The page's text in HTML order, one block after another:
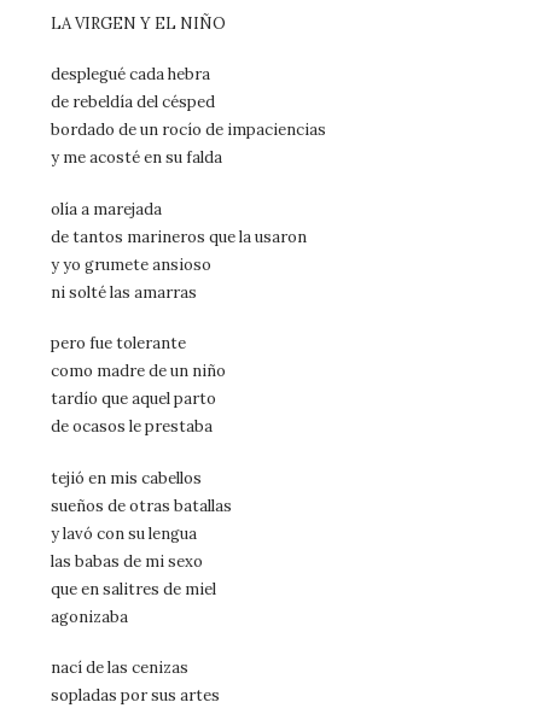
LA VIRGEN Y EL NIÑO
desplegué cada hebra
de rebeldía del césped
bordado de un rocío de impaciencias
y me acosté en su falda
olía a marejada
de tantos marineros que la usaron
y yo grumete ansioso
ni solté las amarras
pero fue tolerante
como madre de un niño
tardío que aquel parto
de ocasos le prestaba
tejió en mis cabellos
sueños de otras batallas
y lavó con su lengua
las babas de mi sexo
que en salitres de miel
agonizaba
nací de las cenizas
sopladas por sus artes